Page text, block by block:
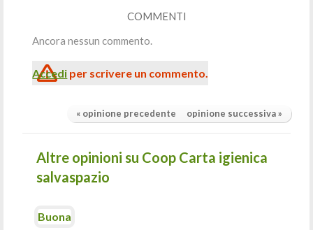
COMMENTI
Ancora nessun commento.
Accedi per scrivere un commento.
« opinione precedente opinione successiva »
Altre opinioni su Coop Carta igienica
salvaspazio
Buona